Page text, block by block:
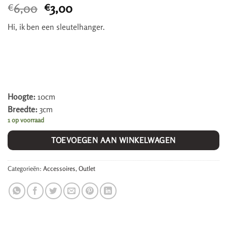
€6,00 Oorspronkelijke
prijs
was:
€3,00Huidige
prijs
is:
Hi, ik ben een sleutelhanger.
Hoogte: 10cm
Breedte: 3cm
1 op voorraad
TOEVOEGEN AAN WINKELWAGEN
Categorieën: Accessoires,Outlet